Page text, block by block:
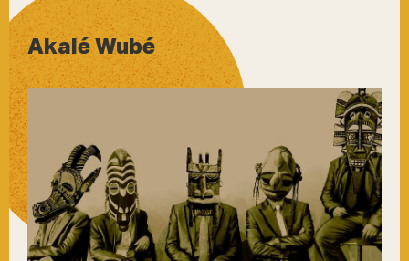
Akalé Wubé